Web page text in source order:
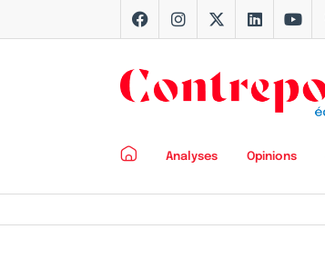
Analyses Opinions